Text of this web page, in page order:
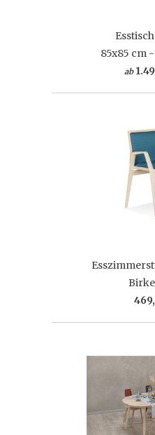
85x85 cm
ab